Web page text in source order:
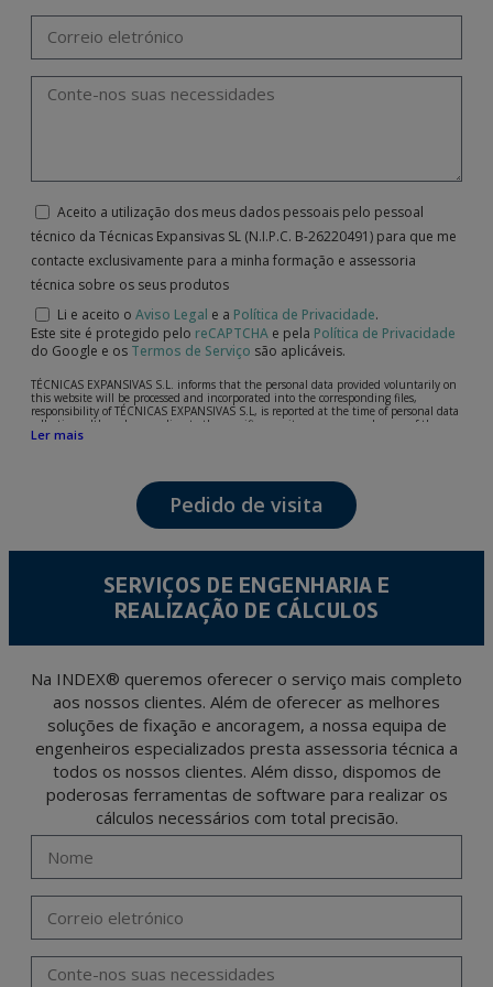
Aceito a utilização dos meus dados pessoais pelo pessoal
técnico da Técnicas Expansivas SL (N.I.P.C. B-26220491) para que me
contacte exclusivamente para a minha formação e assessoria
técnica sobre os seus produtos
Li e aceito o Aviso Legal e a Política de Privacidade.
Este site é protegido pelo reCAPTCHA e pela Política de Privacidade
do Google e os Termos de Serviço são aplicáveis.
TÉCNICAS EXPANSIVAS S.L. informs that the personal data provided voluntarily on
this website will be processed and incorporated into the corresponding files,
responsibility of TÉCNICAS EXPANSIVAS S.L, is reported at the time of personal data
collection, although, according to the specific case, its purpose may be any of the
following: attention to your referred request, complaint or question, established
The data in our files are strictly confidential and shall be treated with the utmost
confidentiality and shall comply with all the requirements provided for the General
Data Protection Regulation (GDPR) 2016.
encrypted. Should these details be sent, it is done so under your sole responsibility.
The user may at any time exercise their rights of access, rectification, cancellation
and opposition under the provisions of the General Data Protection Regulation
Portalada II | c/ Segador 13, 26006 | Logroño (La Rioja).
Ler mais
Pedido de visita
SERVIÇOS DE ENGENHARIA E
REALIZAÇÃO DE CÁLCULOS
Na INDEX® queremos oferecer o serviço mais completo
aos nossos clientes. Além de oferecer as melhores
soluções de fixação e ancoragem, a nossa equipa de
engenheiros especializados presta assessoria técnica a
todos os nossos clientes. Além disso, dispomos de
poderosas ferramentas de software para realizar os
cálculos necessários com total precisão.